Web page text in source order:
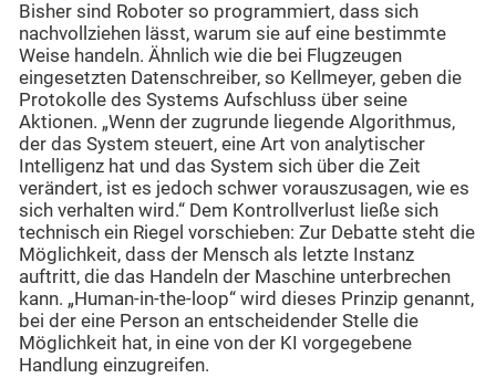
Bisher sind Roboter so programmiert, dass sich
nachvollziehen lässt, warum sie auf eine bestimmte
Weise handeln. Ähnlich wie die bei Flugzeugen
eingesetzten Datenschreiber, so Kellmeyer, geben die
Protokolle des Systems Aufschluss über seine
Aktionen. „Wenn der zugrunde liegende Algorithmus,
der das System steuert, eine Art von analytischer
Intelligenz hat und das System sich über die Zeit
verändert, ist es jedoch schwer vorauszusagen, wie es
sich verhalten wird.“ Dem Kontrollverlust ließe sich
technisch ein Riegel vorschieben: Zur Debatte steht die
Möglichkeit, dass der Mensch als letzte Instanz
auftritt, die das Handeln der Maschine unterbrechen
kann. „Human-in-the-loop“ wird dieses Prinzip genannt,
bei der eine Person an entscheidender Stelle die
Möglichkeit hat, in eine von der KI vorgegebene
Handlung einzugreifen.